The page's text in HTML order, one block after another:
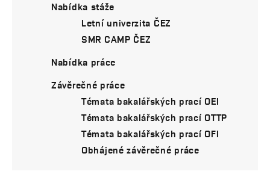
Nabídka stáže
Letní univerzita ČEZ
SMR CAMP ČEZ
Nabídka práce
Závěrečné práce
Témata bakalářských prací OEI
Témata bakalářských prací OTTP
Témata bakalářských prací OFI
Obhájené závěrečné práce